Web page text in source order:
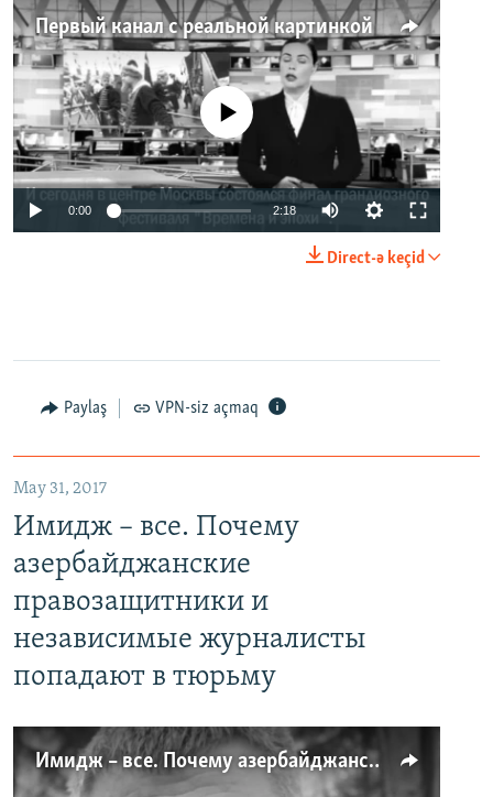
Первый канал с реальной картинкой
No media source currently available
0:00 2:18
Direct-ə keçid
Paylaş VPN-siz açmaq
May 31, 2017
Имидж – все. Почему
азербайджанские
правозащитники и
независимые журналисты
попадают в тюрьму
Имидж – все. Почему азербайджанские правозащитники и независимые журналисты попадают в тюрьму